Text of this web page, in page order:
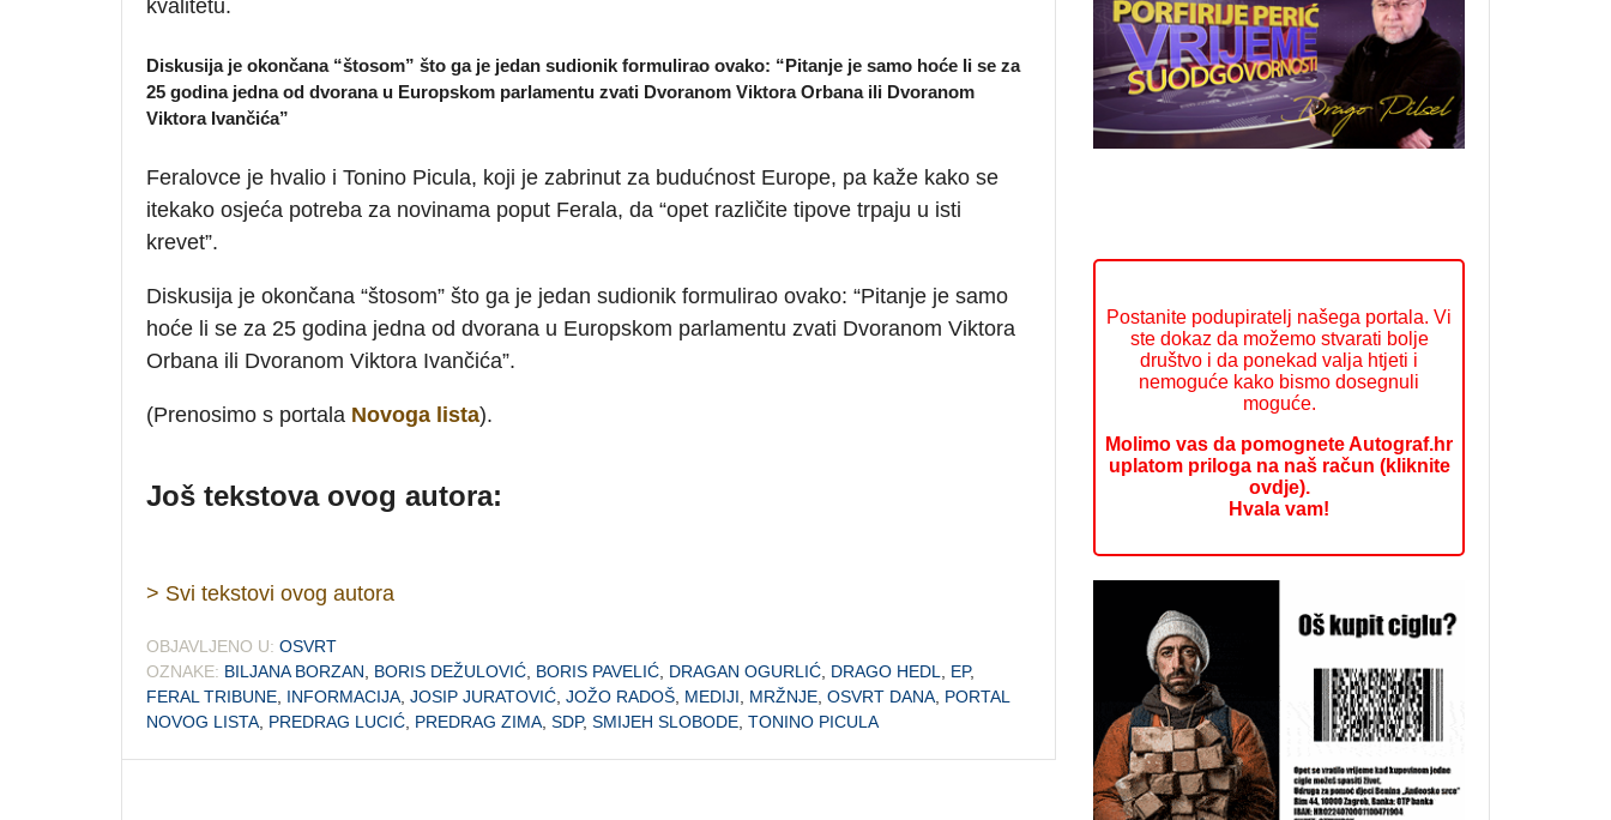
kvalitetu.
Diskusija je okončana “štosom” što ga je jedan sudionik formulirao ovako: “Pitanje je samo hoće li se za
25 godina jedna od dvorana u Europskom parlamentu zvati Dvoranom Viktora Orbana ili Dvoranom
Viktora Ivančića”
Feralovce je hvalio i Tonino Picula, koji je zabrinut za budućnost Europe, pa kaže kako se
itekako osjeća potreba za novinama poput Ferala, da “opet različite tipove trpaju u isti
krevet”.
Diskusija je okončana “štosom” što ga je jedan sudionik formulirao ovako: “Pitanje je samo
hoće li se za 25 godina jedna od dvorana u Europskom parlamentu zvati Dvoranom Viktora
Orbana ili Dvoranom Viktora Ivančića”.
(Prenosimo s portala Novoga lista).
Još tekstova ovog autora:
> Svi tekstovi ovog autora
OBJAVLJENO U: OSVRT
OZNAKE: BILJANA BORZAN BORIS DEŽULOVIĆ BORIS PAVELIĆ DRAGAN OGURLIĆ DRAGO HEDL EP,
FERAL TRIBUNE INFORMACIJA JOSIP JURATOVIĆ JOŽO RADOŠ MEDIJI MRŽNJE OSVRT DANA PORTAL
NOVOG LISTA PREDRAG LUCIĆ PREDRAG ZIMA SDP, SMIJEH SLOBODE TONINO PICULA
Postanite podupiratelj našega portala. Vi
ste dokaz da možemo stvarati bolje
društvo i da ponekad valja htjeti i
nemoguće kako bismo dosegnuli
moguće.
Molimo vas da pomognete Autograf.hr
uplatom priloga na naš račun (kliknite
ovdje).
Hvala vam!